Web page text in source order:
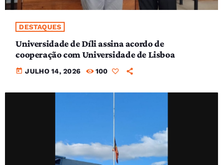
DESTAQUES
Universidade de Díli assina acordo de
cooperação com Universidade de Lisboa
today JULHO 14, 2026 100